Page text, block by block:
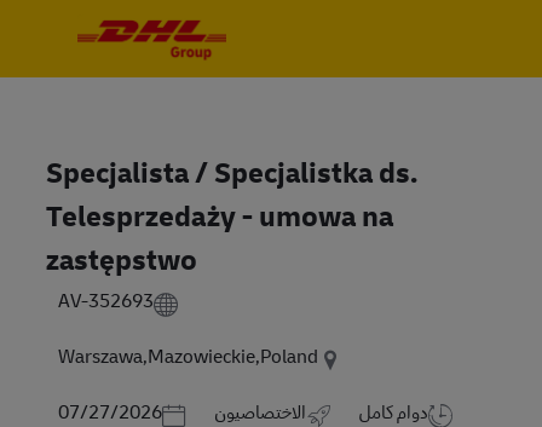
Specjalista / Specjalistka ds.
Telesprzedaży - umowa na
zastępstwo
AV-352693
Warszawa,Mazowieckie,Poland
Posted Date
07/27/2026 الاختصاصيون دوام كامل